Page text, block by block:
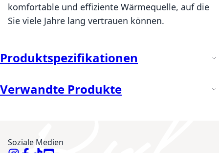
komfortable und effiziente Wärmequelle, auf die
Sie viele Jahre lang vertrauen können.
Produktspezifikationen
Verwandte Produkte
Soziale Medien